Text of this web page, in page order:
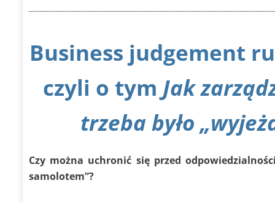
Business judgement
czyli o tym Jak
trzeba było
Czy można uchronić się przed
samolotem”?